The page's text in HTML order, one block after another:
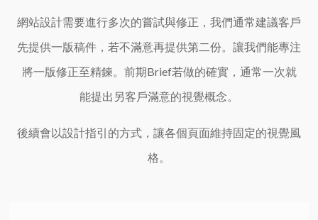
網站設計需要進行多次的嘗試與修正，我們通常建議客戶
先提供一版稿件，若不滿意再提供第二份。讓我們能專注
將一版修正至精鍊。 前期Brief若做的確實，通常一次就
能提出另客戶滿意的視覺概念。
後續會以設計指引的方式，讓各個頁面維持固定的視覺風
格。